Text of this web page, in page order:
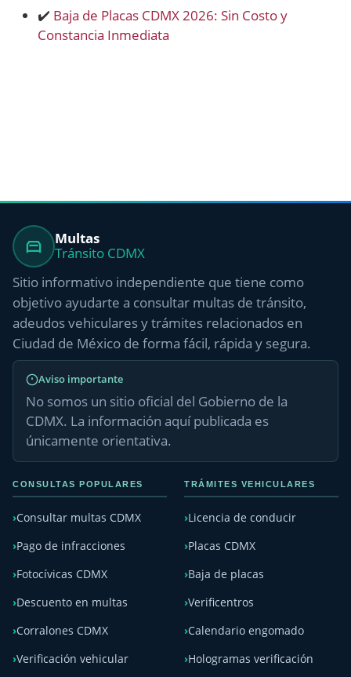
✔️ Baja de Placas CDMX 2026: Sin Costo y
Constancia Inmediata
Multas
Tránsito CDMX
Sitio informativo independiente que tiene como
objetivo ayudarte a consultar multas de tránsito,
adeudos vehiculares y trámites relacionados en
Ciudad de México de forma fácil, rápida y segura.
Aviso importante
No somos un sitio oficial del Gobierno de la
CDMX. La información aquí publicada es
únicamente orientativa.
CONSULTAS POPULARES
Consultar multas CDMX
Pago de infracciones
Fotocívicas CDMX
Descuento en multas
Corralones CDMX
Verificación vehicular
TRÁMITES VEHICULARES
Licencia de conducir
Placas CDMX
Baja de placas
Verificentros
Calendario engomado
Hologramas verificación